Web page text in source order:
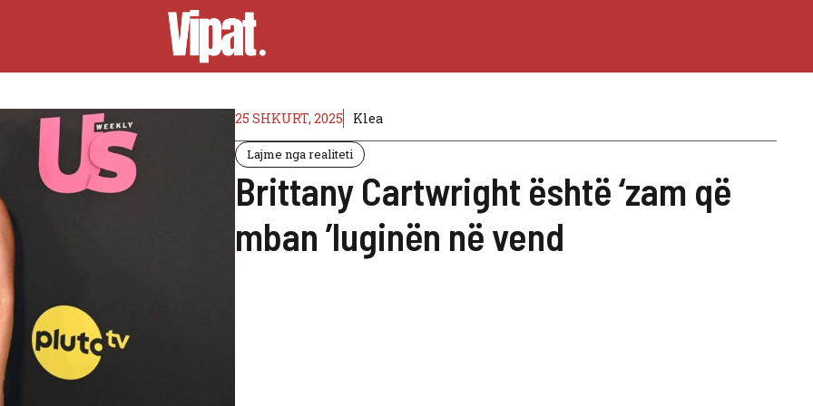
25 SHKURT, 2025 Klea
Lajme nga realiteti
Brittany Cartwright është ‘zam që
mban ’luginën në vend